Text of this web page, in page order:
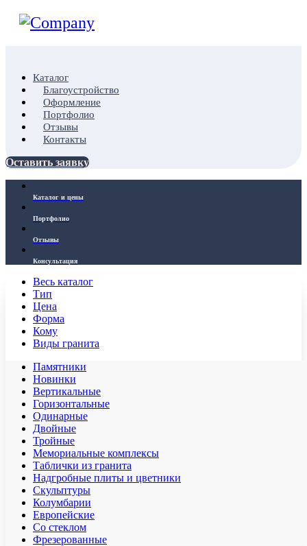
Каталог
Благоустройство
Оформление
Портфолио
Отзывы
Контакты
Оставить заявку
Каталог и цены
Портфолио
Отзывы
Консультация
Весь каталог
Тип
Цена
Форма
Кому
Виды гранита
Памятники
Новинки
Вертикальные
Горизонтальные
Одинарные
Двойные
Тройные
Мемориальные комплексы
Таблички из гранита
Надгробные плиты и цветники
Скульптуры
Колумбарии
Европейские
Со стеклом
Фрезерованные